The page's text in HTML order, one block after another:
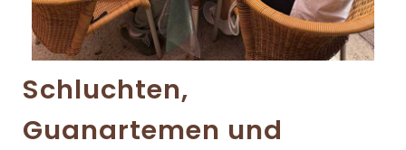
Schluchten,
Guanartemen und